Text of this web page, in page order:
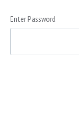
Enter Password